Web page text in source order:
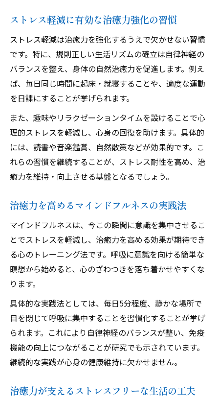
ストレス軽減に有効な治癒力強化の習慣
ストレス軽減は治癒力を強化するうえで欠かせない習慣
です。特に、規則正しい生活リズムの確立は自律神経の
バランスを整え、身体の自然治癒力を促進します。例え
ば、毎日同じ時間に起床・就寝することや、適度な運動
を日課にすることが挙げられます。
また、趣味やリラクゼーションタイムを設けることで心
理的ストレスを軽減し、心身の回復を助けます。具体的
には、読書や音楽鑑賞、自然散策などが効果的です。こ
れらの習慣を継続することが、ストレス耐性を高め、治
癒力を維持・向上させる基盤となるでしょう。
治癒力を高めるマインドフルネスの実践法
マインドフルネスは、今この瞬間に意識を集中させるこ
とでストレスを軽減し、治癒力を高める効果が期待でき
る心のトレーニング法です。呼吸に意識を向ける簡単な
瞑想から始めると、心のざわつきを落ち着かせやすくな
ります。
具体的な実践法としては、毎日5分程度、静かな場所で
目を閉じて呼吸に集中することを習慣化することが挙げ
られます。これにより自律神経のバランスが整い、免疫
機能の向上につながることが研究でも示されています。
継続的な実践が心身の健康維持に欠かせません。
治癒力が支えるストレスフリーな生活の工夫